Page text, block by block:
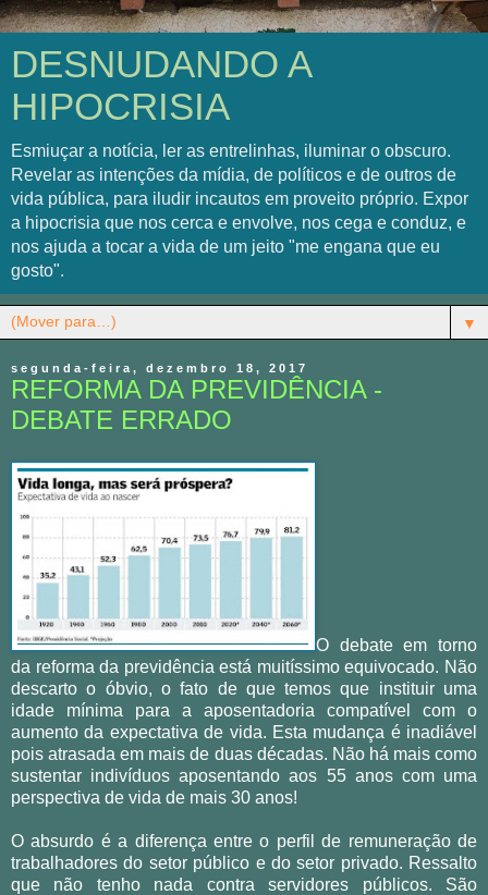
DESNUDANDO A
HIPOCRISIA
Esmiuçar a notícia, ler as entrelinhas, iluminar o obscuro.
Revelar as intenções da mídia, de políticos e de outros de
vida pública, para iludir incautos em proveito próprio. Expor
a hipocrisia que nos cerca e envolve, nos cega e conduz, e
nos ajuda a tocar a vida de um jeito "me engana que eu
gosto".
▼
segunda-feira, dezembro 18, 2017
REFORMA DA PREVIDÊNCIA -
DEBATE ERRADO
O debate em torno
da reforma da previdência está muitíssimo equivocado. Não
descarto o óbvio, o fato de que temos que instituir uma
idade mínima para a aposentadoria compatível com o
aumento da expectativa de vida. Esta mudança é inadiável
pois atrasada em mais de duas décadas. Não há mais como
sustentar indivíduos aposentando aos 55 anos com uma
perspectiva de vida de mais 30 anos!
O absurdo é a diferença entre o perfil de remuneração de
trabalhadores do setor público e do setor privado. Ressalto
que não tenho nada contra servidores públicos. São